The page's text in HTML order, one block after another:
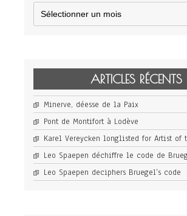
Archives
ARTICLES RÉCENTS
Minerve, déesse de la Paix
Pont de Montifort à Lodève
Karel Vereycken longlisted for Artist of
Leo Spaepen déchiffre le code de
Leo Spaepen deciphers Bruegel’s code